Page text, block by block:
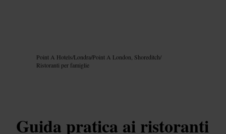
Point A Hotels/Londra/Point A London, Shoreditch/
Ristoranti per famiglie
Guida pratica ai ristoranti